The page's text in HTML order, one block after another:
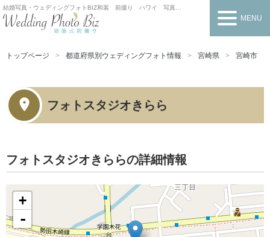
結婚写真・ウェディングフォトBIZ和装 前撮り ハワイ 写真だけの結婚式
MENU
トップページ 都道府県別ウェディングフォト情報 宮崎県 宮崎市
フォトスタジオきらら
フォトスタジオきららの詳細情報
+
-